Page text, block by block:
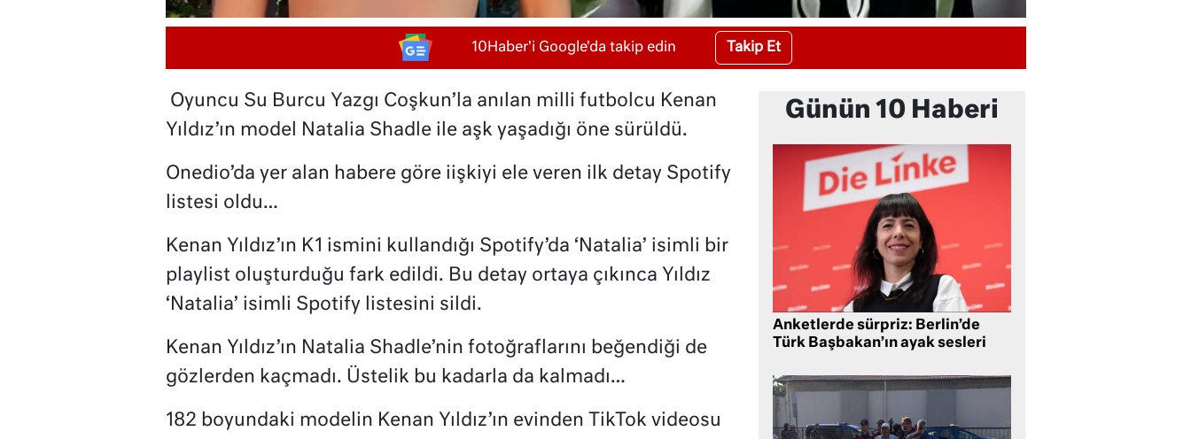
10Haber'i Google'da takip edin Takip Et
Oyuncu Su Burcu Yazgı Coşkun’la anılan milli futbolcu Kenan
Yıldız’ın model Natalia Shadle ile aşk yaşadığı öne sürüldü.
Onedio’da yer alan habere göre iişkiyi ele veren ilk detay Spotify
listesi oldu…
Kenan Yıldız’ın K1 ismini kullandığı Spotify’da ‘Natalia’ isimli bir
playlist oluşturduğu fark edildi. Bu detay ortaya çıkınca Yıldız
‘Natalia’ isimli Spotify listesini sildi.
Kenan Yıldız’ın Natalia Shadle’nin fotoğraflarını beğendiği de
gözlerden kaçmadı. Üstelik bu kadarla da kalmadı…
182 boyundaki modelin Kenan Yıldız’ın evinden TikTok videosu
Günün 10 Haberi
Anketlerde sürpriz: Berlin’de
Türk Başbakan’ın ayak sesleri